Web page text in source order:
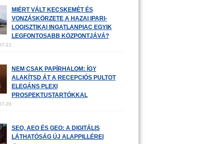
MIÉRT VÁLT KECSKEMÉT ÉS
VONZÁSKÖRZETE A HAZAI IPARI-
LOGISZTIKAI INGATLANPIAC EGYIK
LEGFONTOSABB KÖZPONTJÁVÁ?
21
NEM CSAK PAPÍRHALOM: ÍGY
ALAKÍTSD ÁT A RECEPCIÓS PULTOT
ELEGÁNS PLEXI
PROSPEKTUSTARTÓKKAL
20
SEO, AEO ÉS GEO: A DIGITÁLIS
LÁTHATÓSÁG ÚJ ALAPPILLÉREI